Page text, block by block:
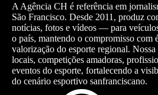
A Agência CH é referência em
São Francisco. Desde 2011, produz
notícias, fotos e vídeos — para
o país, mantendo o compromisso com
valorização do esporte regional. Nossa
locais, competições amadoras,
eventos do esporte, fortalecendo a
do cenário esportivo sanfranciscano.